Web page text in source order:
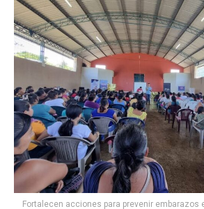
Fortalecen acciones para prevenir